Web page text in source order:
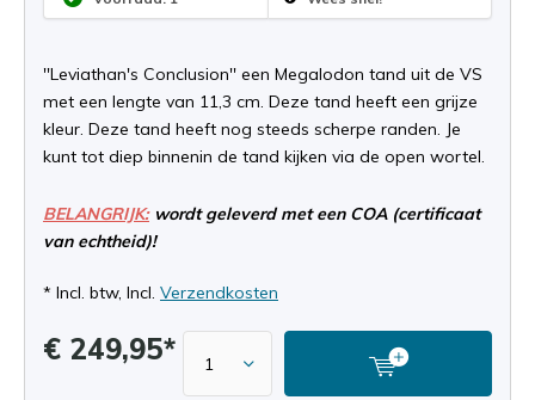
''Leviathan's Conclusion'' een Megalodon tand uit de VS
met een lengte van 11,3 cm. Deze tand heeft een grijze
kleur. Deze tand heeft nog steeds scherpe randen. Je
kunt tot diep binnenin de tand kijken via de open wortel.
BELANGRIJK:wordt geleverd met een COA (certificaat
van echtheid)!
* Incl. btw, Incl. Verzendkosten
€ 249,95*